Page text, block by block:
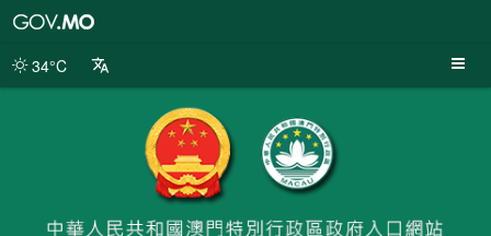
da
34°C